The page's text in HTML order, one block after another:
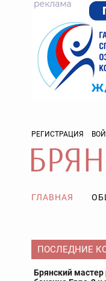
РЕГИСТРАЦИЯ
ГЛАВНАЯ
ПОСЛЕДНИЕ
Брянский мастер